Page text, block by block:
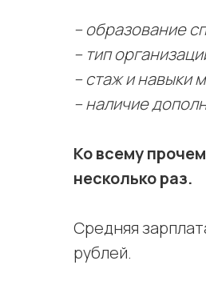
– образование
– тип
– стаж и навыки
– наличие
Ко всему
несколько раз.
Средняя
рублей.